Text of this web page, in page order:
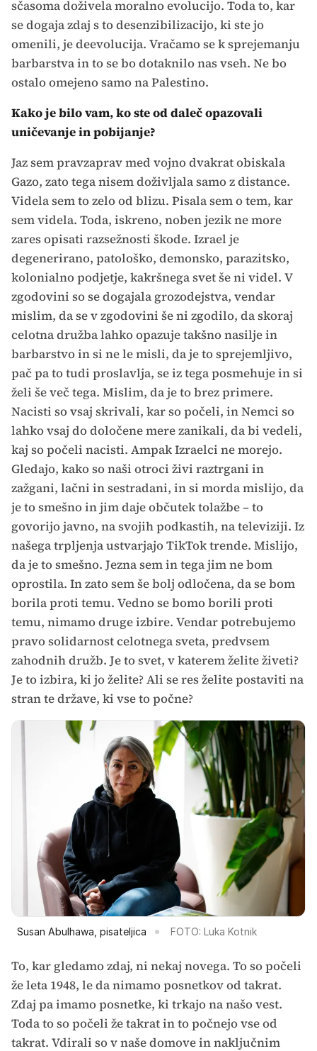
sčasoma doživela moralno evolucijo. Toda to, kar
se dogaja zdaj s to desenzibilizacijo, ki ste jo
omenili, je deevolucija. Vračamo se k sprejemanju
barbarstva in to se bo dotaknilo nas vseh. Ne bo
ostalo omejeno samo na Palestino.
Kako je bilo vam, ko ste od daleč opazovali
uničevanje in pobijanje?
Jaz sem pravzaprav med vojno dvakrat obiskala
Gazo, zato tega nisem doživljala samo z distance.
Videla sem to zelo od blizu. Pisala sem o tem, kar
sem videla. Toda, iskreno, noben jezik ne more
zares opisati razsežnosti škode. Izrael je
degenerirano, patološko, demonsko, parazitsko,
kolonialno podjetje, kakršnega svet še ni videl. V
zgodovini so se dogajala grozodejstva, vendar
mislim, da se v zgodovini še ni zgodilo, da skoraj
celotna družba lahko opazuje takšno nasilje in
barbarstvo in si ne le misli, da je to sprejemljivo,
pač pa to tudi proslavlja, se iz tega posmehuje in si
želi še več tega. Mislim, da je to brez primere.
Nacisti so vsaj skrivali, kar so počeli, in Nemci so
lahko vsaj do določene mere zanikali, da bi vedeli,
kaj so počeli nacisti. Ampak Izraelci ne morejo.
Gledajo, kako so naši otroci živi raztrgani in
zažgani, lačni in sestradani, in si morda mislijo, da
je to smešno in jim daje občutek tolažbe – to
govorijo javno, na svojih podkastih, na televiziji. Iz
našega trpljenja ustvarjajo TikTok trende. Mislijo,
da je to smešno. Jezna sem in tega jim ne bom
oprostila. In zato sem še bolj odločena, da se bom
borila proti temu. Vedno se bomo borili proti
temu, nimamo druge izbire. Vendar potrebujemo
pravo solidarnost celotnega sveta, predvsem
zahodnih družb. Je to svet, v katerem želite živeti?
Je to izbira, ki jo želite? Ali se res želite postaviti na
stran te države, ki vse to počne?
Susan Abulhawa, pisateljica FOTO: Luka Kotnik
To, kar gledamo zdaj, ni nekaj novega. To so počeli
že leta 1948, le da nimamo posnetkov od takrat.
Zdaj pa imamo posnetke, ki trkajo na našo vest.
Toda to so počeli že takrat in to počnejo vse od
takrat. Vdirali so v naše domove in naključnim